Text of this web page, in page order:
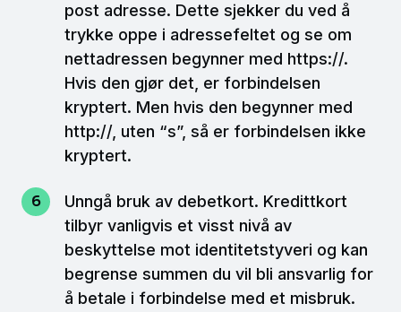
post adresse. Dette sjekker du ved å
trykke oppe i adressefeltet og se om
nettadressen begynner med https://.
Hvis den gjør det, er forbindelsen
kryptert. Men hvis den begynner med
http://, uten “s”, så er forbindelsen ikke
kryptert.
Unngå bruk av debetkort. Kredittkort
tilbyr vanligvis et visst nivå av
beskyttelse mot identitetstyveri og kan
begrense summen du vil bli ansvarlig for
å betale i forbindelse med et misbruk.